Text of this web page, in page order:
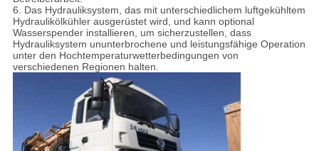
6. Das Hydrauliksystem, das mit unterschiedlichem luftgekühltem
Hydraulikölkühler ausgerüstet wird, und kann optional
Wasserspender installieren, um sicherzustellen, dass
Hydrauliksystem ununterbrochene und leistungsfähige Operation
unter den Hochtemperaturwetterbedingungen von
verschiedenen Regionen halten.